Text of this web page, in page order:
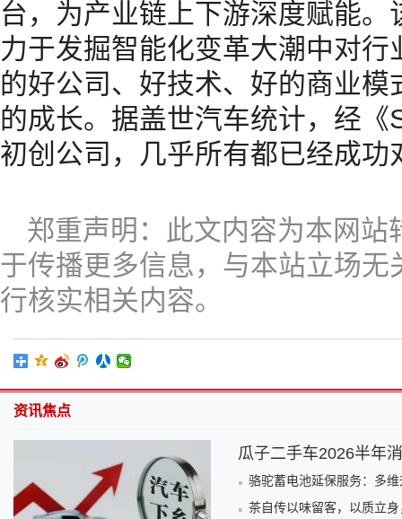
台，为产业链上下游深度赋能
力于发掘智能化变革大潮中对
的好公司、好技术、好的商业
的成长。据盖世汽车统计，经
初创公司，几乎所有都已经成
郑重声明：此文内容为本网
于传播更多信息，与本站立场
行核实相关内容。
资讯焦点
瓜子二手车2026半年
骆驼蓄电池延保服务：多
茶自传以味留客，以质立